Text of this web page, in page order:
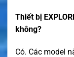
Thiết bị
không?
Có. Các model